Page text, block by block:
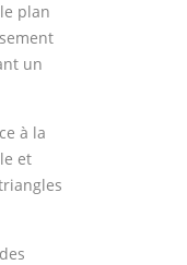
plan
un
à la
et